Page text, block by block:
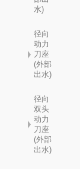
水)
径向
动力
刀座
(外部
出水)
径向
双头
动力
刀座
(外部
出水)